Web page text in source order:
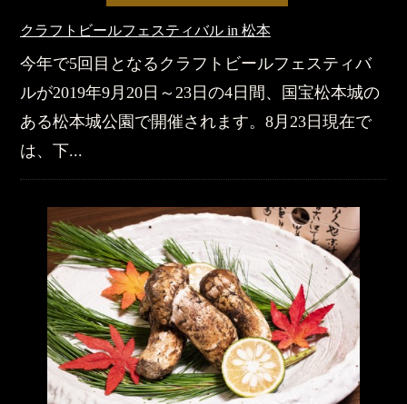
クラフトビールフェスティバル in 松本
今年で5回目となるクラフトビールフェスティバ
ルが2019年9月20日～23日の4日間、国宝松本城の
ある松本城公園で開催されます。8月23日現在で
は、下...